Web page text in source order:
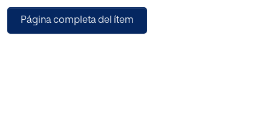
que se compara con la representación de la muerte
galdosiana.
Página completa del ítem